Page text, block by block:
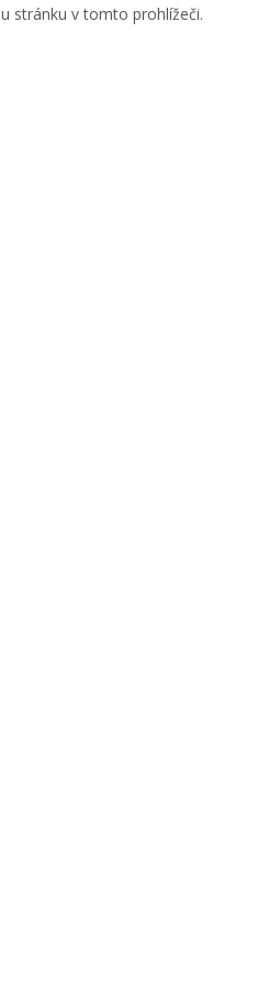
stránku v tomto prohlížeči.